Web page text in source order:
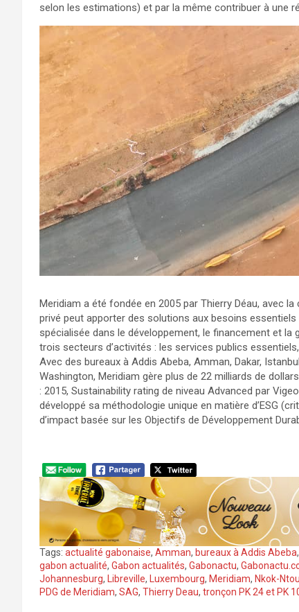
selon les estimations) et par la même contribuer à une
Meridiam a été fondée en 2005 par Thierry Déau, avec
privé peut apporter des solutions aux besoins
spécialisée dans le développement, le financement et
trois secteurs d’activités : les services publics
Avec des bureaux à Addis Abeba, Amman, Dakar,
Washington, Meridiam gère plus de 22 milliards de
: 2015, Sustainability rating de niveau Advanced par
développé sa méthodologie unique en matière d’ESG
d’impact basée sur les Objectifs de Développement
Tags: actualité gabonaise, Amman, bureaux à Addis Abeba,
gabon actualité, Gabon actualités, Gabonactu,
Johannesburg, Libreville, Luxembourg, Meridiam, Nkok-
PDG de Meridiam, SAG, Thierry Deau, tronçon PK 24 et PK